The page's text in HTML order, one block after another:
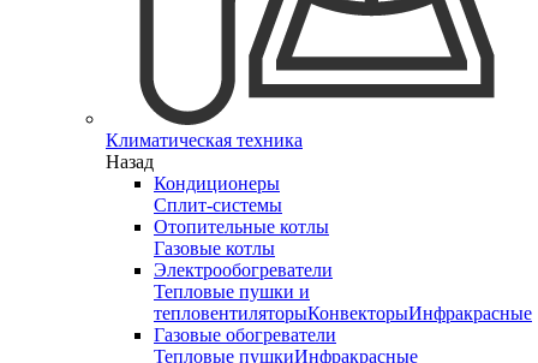
Климатическая техника
Назад
Кондиционеры
Сплит-системы
Отопительные котлы
Газовые котлы
Электрообогреватели
Тепловые пушки и
тепловентиляторыКонвекторыИнфракрасные
Газовые обогреватели
Тепловые пушкиИнфракрасные